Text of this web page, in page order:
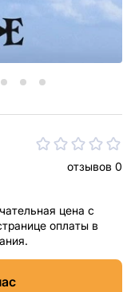
отзывов 0
цена с
оплаты в